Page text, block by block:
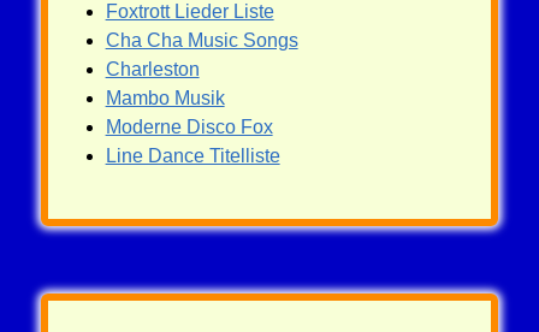
Foxtrott Lieder Liste
Cha Cha Music Songs
Charleston
Mambo Musik
Moderne Disco Fox
Line Dance Titelliste